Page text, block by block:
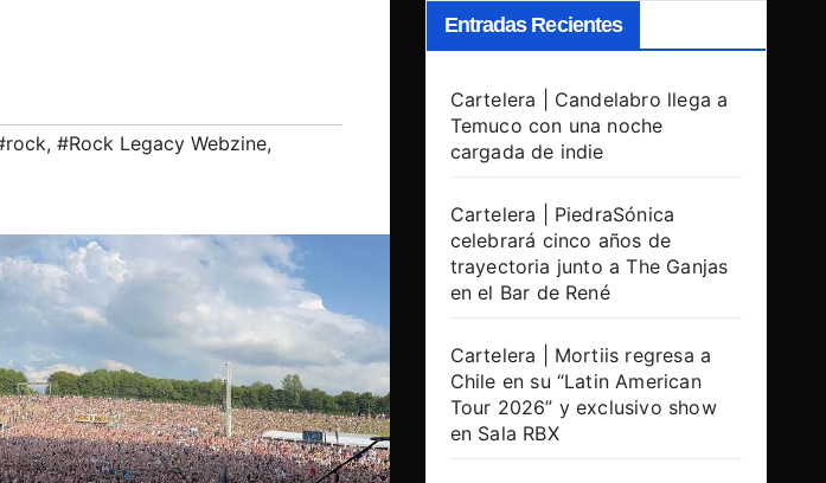
, #Rock Legacy Webzine,
Entradas Recientes
Cartelera | Candelabro llega a
Temuco con una noche
cargada de indie
Cartelera | PiedraSónica
celebrará cinco años de
trayectoria junto a The Ganjas
en el Bar de René
Cartelera | Mortiis regresa a
Chile en su “Latin American
Tour 2026” y exclusivo show
en Sala RBX